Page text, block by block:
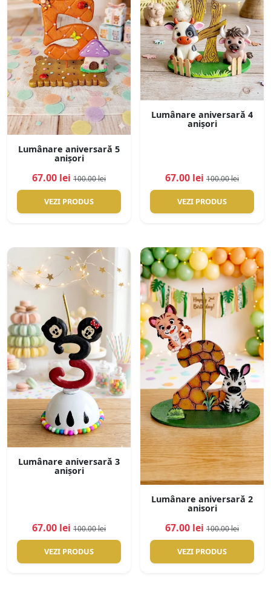
Lumânare aniversară 5
anișori
67.00 lei 100.00 lei
VEZI PRODUS
Lumânare aniversară 4
anișori
67.00 lei 100.00 lei
VEZI PRODUS
Lumânare aniversară 3
anișori
67.00 lei 100.00 lei
VEZI PRODUS
Lumânare aniversară 2
anisori
67.00 lei 100.00 lei
VEZI PRODUS